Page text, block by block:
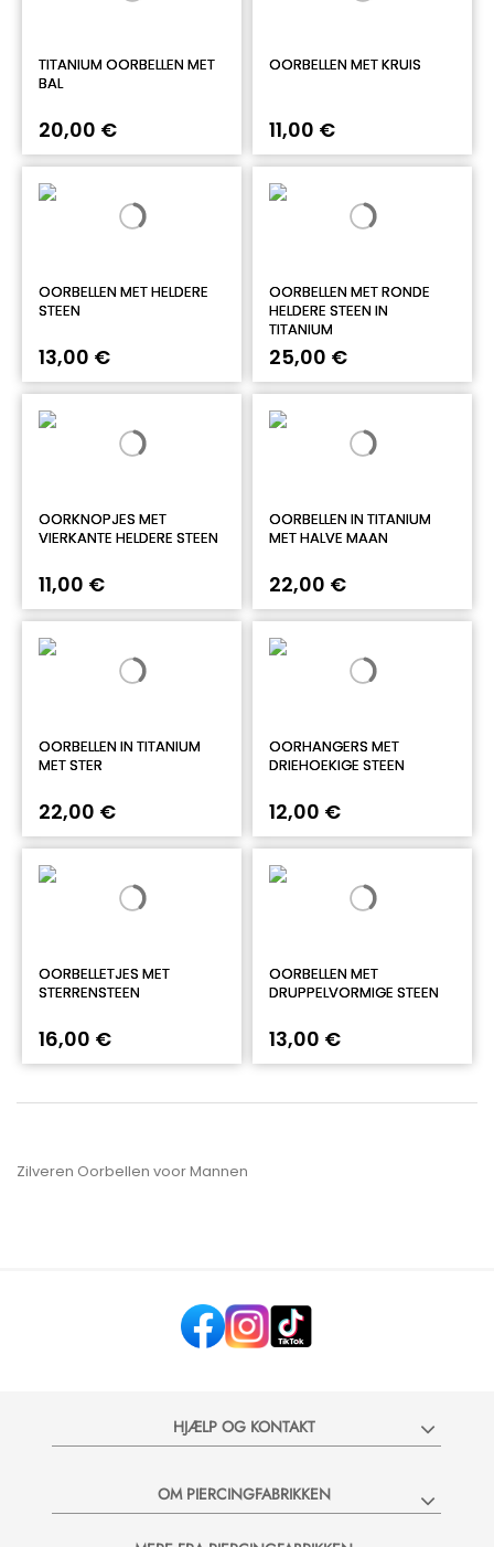
TITANIUM OORBELLEN MET
BAL
20,00 €
OORBELLEN MET KRUIS
11,00 €
OORBELLEN MET HELDERE
STEEN
13,00 €
OORBELLEN MET RONDE
HELDERE STEEN IN
TITANIUM
25,00 €
OORKNOPJES MET
VIERKANTE HELDERE STEEN
11,00 €
OORBELLEN IN TITANIUM
MET HALVE MAAN
22,00 €
OORBELLEN IN TITANIUM
MET STER
22,00 €
OORHANGERS MET
DRIEHOEKIGE STEEN
12,00 €
OORBELLETJES MET
STERRENSTEEN
16,00 €
OORBELLEN MET
DRUPPELVORMIGE STEEN
13,00 €
Zilveren Oorbellen voor Mannen
HJÆLP OG KONTAKT
OM PIERCINGFABRIKKEN